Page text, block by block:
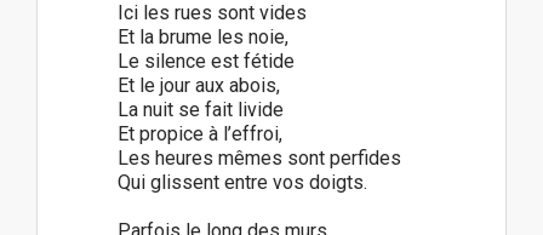
Ici les rues sont vides
Et la brume les noie,
Le silence est fétide
Et le jour aux abois,
La nuit se fait livide
Et propice à l’effroi,
Les heures mêmes sont perfides
Qui glissent entre vos doigts.